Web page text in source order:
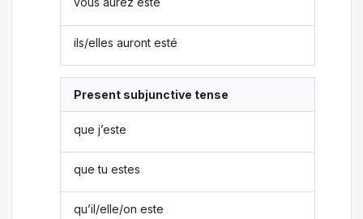
ils/elles auront esté
Present subjunctive tense
que j’este
que tu estes
qu’il/elle/on este